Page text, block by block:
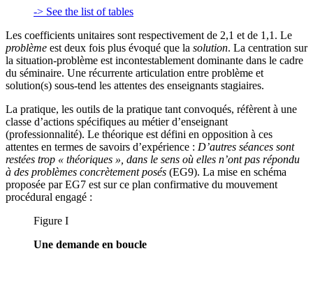
-> See the list of tables
Les coefficients unitaires sont respectivement de 2,1 et de 1,1. Le
problème est deux fois plus évoqué que la solution. La centration sur
la situation-problème est incontestablement dominante dans le cadre
du séminaire. Une récurrente articulation entre problème et
solution(s) sous-tend les attentes des enseignants stagiaires.
La pratique, les outils de la pratique tant convoqués, réfèrent à une
classe d’actions spécifiques au métier d’enseignant
(professionnalité). Le théorique est défini en opposition à ces
attentes en termes de savoirs d’expérience : D’autres séances sont
restées trop « théoriques », dans le sens où elles n’ont pas répondu
à des problèmes concrètement posés (EG9). La mise en schéma
proposée par EG7 est sur ce plan confirmative du mouvement
procédural engagé :
Figure I
Une demande en boucle